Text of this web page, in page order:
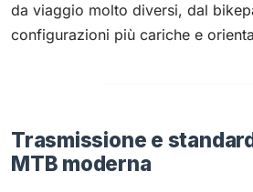
da viaggio molto diversi, dal
configurazioni più cariche e
Trasmissione e
MTB moderna